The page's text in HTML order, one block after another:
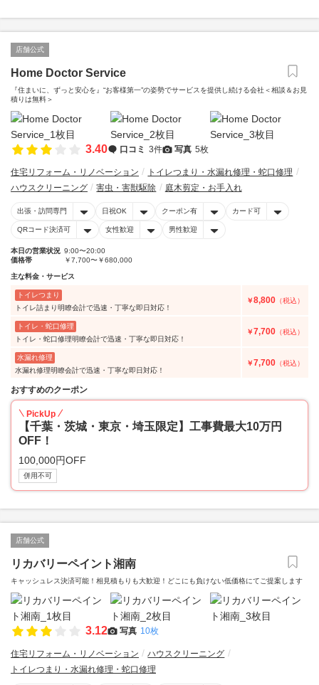
店舗公式
Home Doctor Service
『住まいに、ずっと安心を』“お客様第一”の姿勢でサービスを提供し続ける会社＜相談＆お見
積りは無料＞
3.40 口コミ 3件 写真 5枚
住宅リフォーム・リノベーション
トイレつまり・水漏れ修理・蛇口修理
ハウスクリーニング
害虫・害獣駆除 庭木剪定・お手入れ
出張・訪問専門 日祝OK クーポン有 カード可
QRコード決済可 女性歓迎 男性歓迎
本日の営業状況 9:00〜20:00
価格帯
￥7,700〜￥680,000
主な料金・サービス
トイレつまり
トイレ詰まり明瞭会計で迅速・丁寧な即日対応！
￥8,800 （税込）
トイレ・蛇口修理
トイレ・蛇口修理明瞭会計で迅速・丁寧な即日対応！
￥7,700 （税込）
水漏れ修理
水漏れ修理明瞭会計で迅速・丁寧な即日対応！
￥7,700 （税込）
おすすめのクーポン
PickUp
【千葉・茨城・東京・埼玉限定】工事費最大10万円
OFF！
100,000円OFF
併用不可
店舗公式
リカバリーペイント湘南
キャッシュレス決済可能！相見積もりも大歓迎！どこにも負けない低価格にてご提案します
3.12 写真 10枚
住宅リフォーム・リノベーション
ハウスクリーニング
トイレつまり・水漏れ修理・蛇口修理